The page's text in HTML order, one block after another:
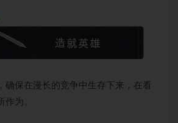
确保在漫长的竞争中生存下来，在看
作为。